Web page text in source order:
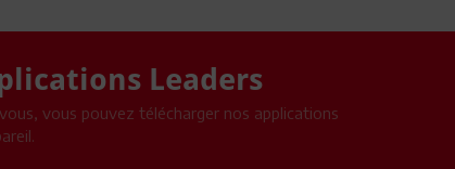
Leaders
vous pouvez télécharger nos applications